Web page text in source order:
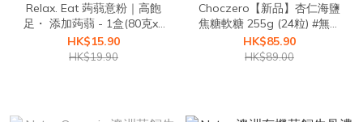
Relax. Eat 蒟蒻意粉｜高飽
足・ 添加蒟蒻 - 1盒(80克x3
袋)
HK$15.90
HK$19.90
Choczero【新品】杏仁海鹽
焦糖軟糖 255g (24粒) #無添
加糖太妃糖/拖肥糖盒裝 #大
大盒家庭裝
HK$85.90
HK$89.00